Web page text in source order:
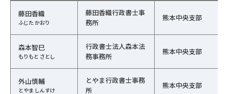
行政書士会員の一覧（氏名、事務所の名称、行政書士会
藤田香織
ふじた かおり
藤田香織行政書士事
務所
熊本中央支部
森本智巳
もりもと さとし
行政書士法人森本法
務事務所
熊本中央支部
外山慎輔
とやま しんすけ
とやま行政書士事務
所
熊本中央支部